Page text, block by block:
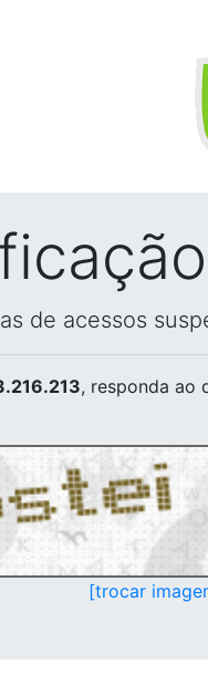
de acessos
, responda ao
[trocar